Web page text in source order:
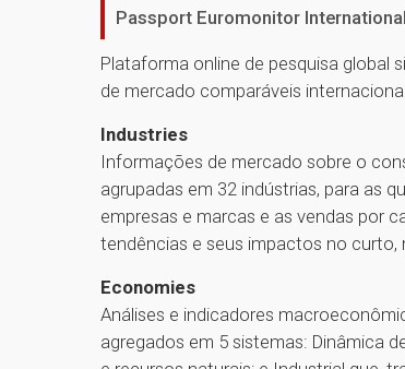
Passport Euromonitor International
Plataforma online de pesquisa global
de mercado comparáveis
Industries
Informações de mercado sobre o
agrupadas em 32 indústrias, para as
empresas e marcas e as vendas por
tendências e seus impactos no curto,
Economies
Análises e indicadores
agregados em 5 sistemas: Dinâmica